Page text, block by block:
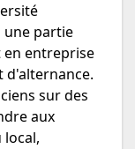
une partie
entreprise
d'alternance.
sur des
aux
local,